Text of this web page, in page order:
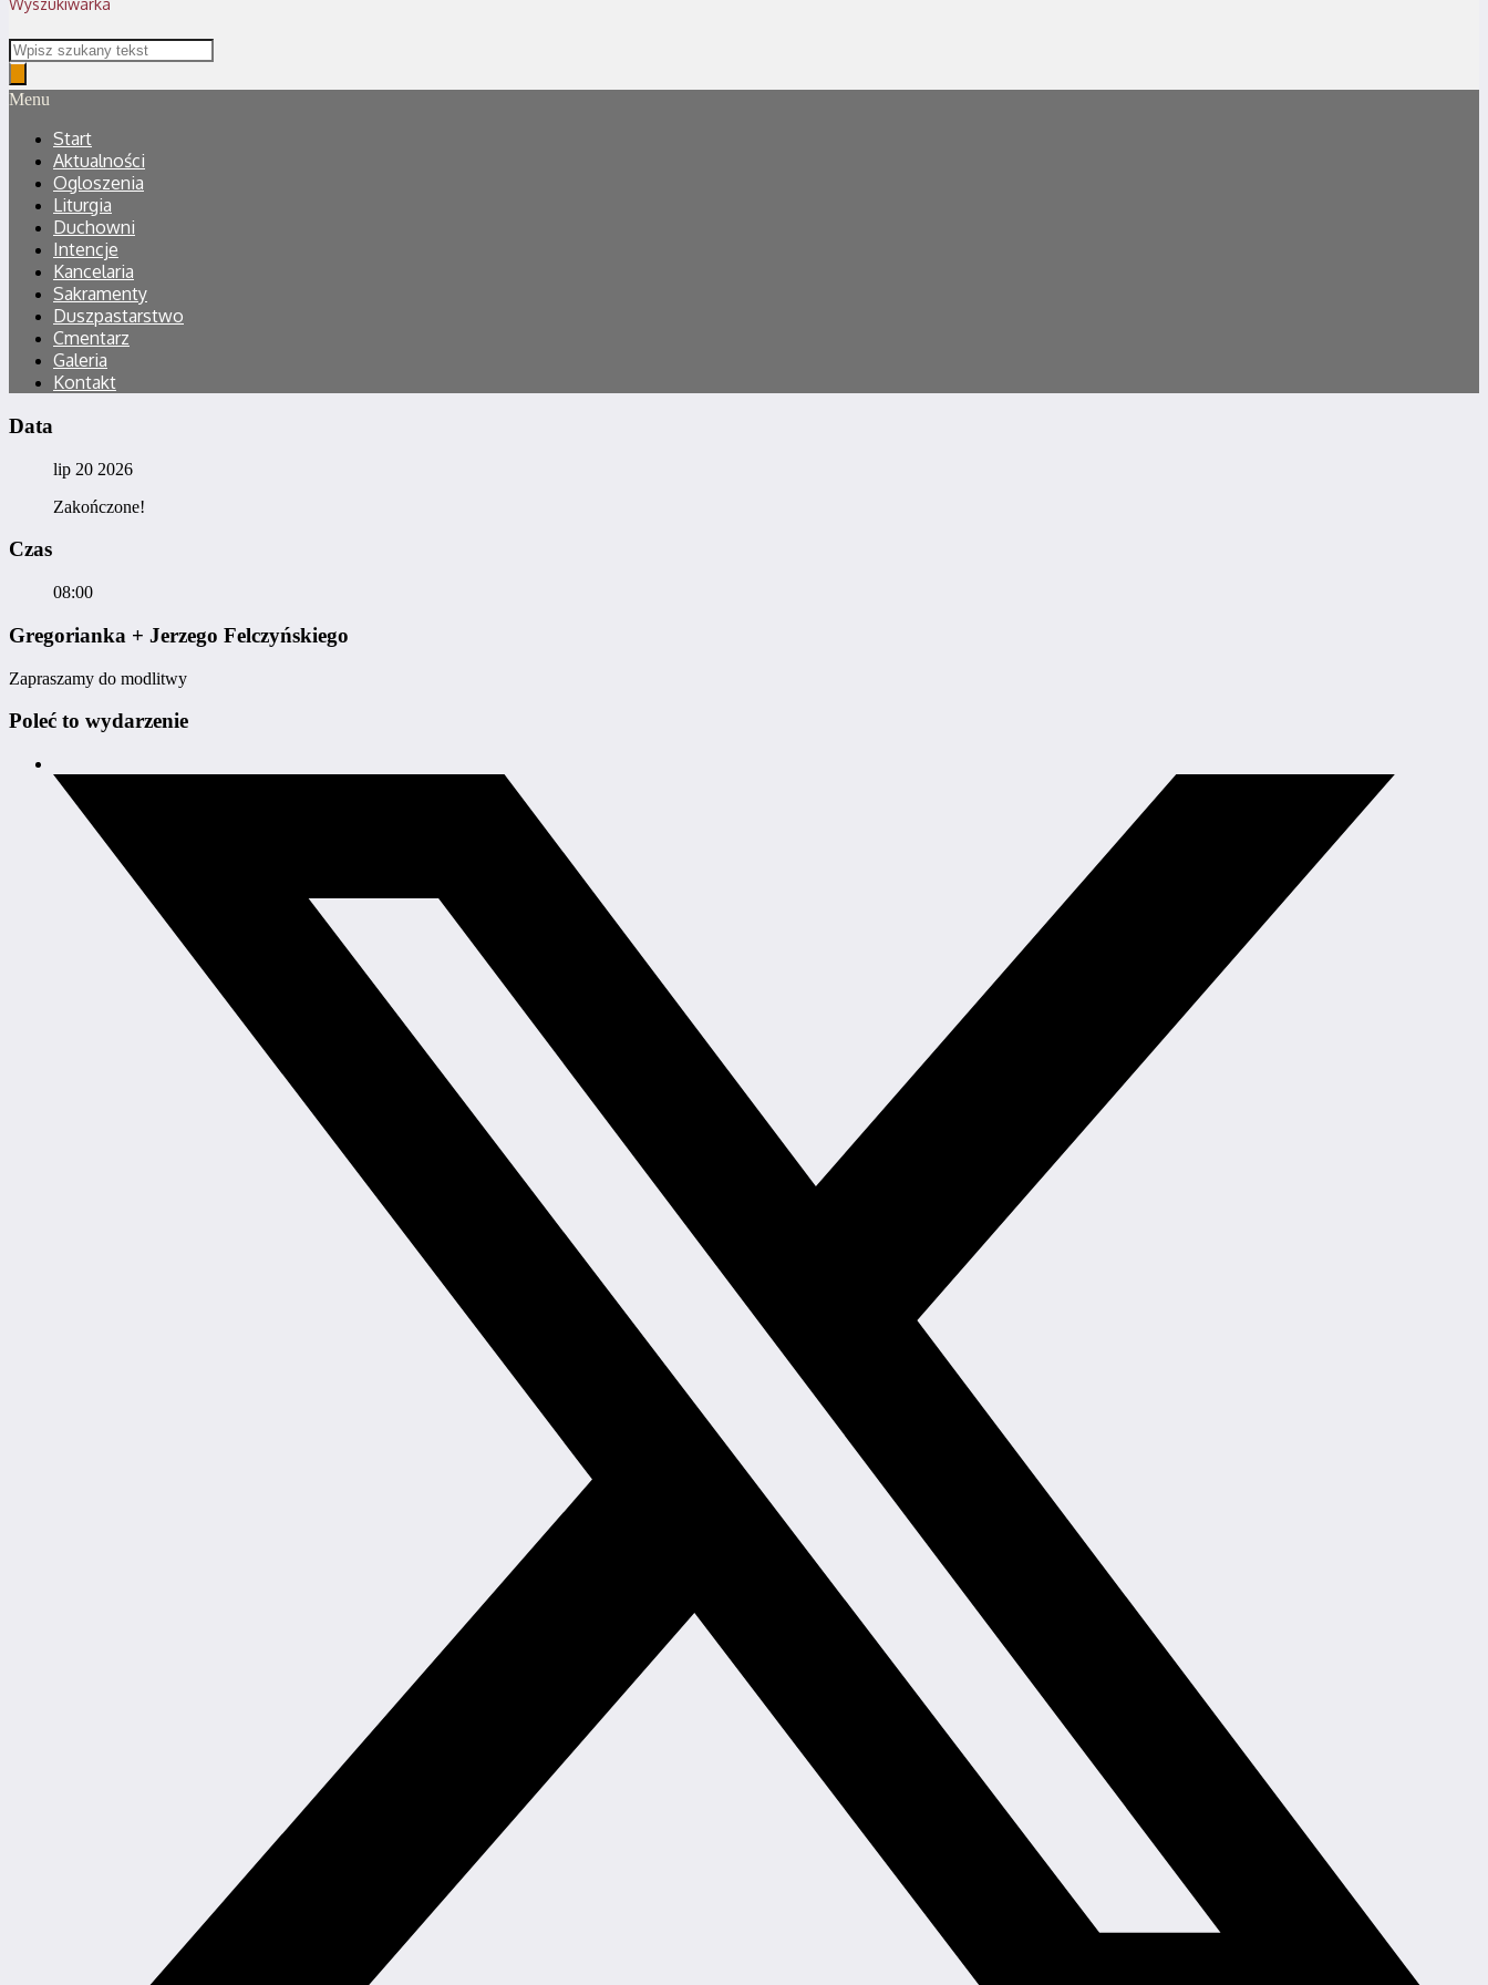
Menu
Start
Aktualności
Ogloszenia
Liturgia
Duchowni
Intencje
Kancelaria
Sakramenty
Duszpastarstwo
Cmentarz
Galeria
Kontakt
Data
lip 20 2026
Zakończone!
Czas
08:00
Gregorianka + Jerzego Felczyńskiego
Zapraszamy do modlitwy
Poleć to wydarzenie